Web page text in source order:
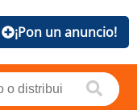
¡Pon un anuncio!